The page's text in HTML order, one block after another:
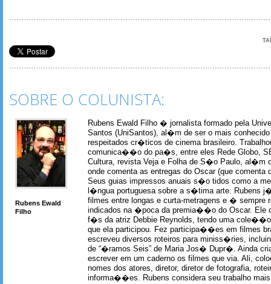
SOBRE O COLUNISTA:
Rubens Ewald
Filho
Rubens Ewald Filho � jornalista formado pela
Santos (UniSantos), al�m de ser o mais
respeitados cr�ticos de cinema brasileiro.
comunica��o do pa�s, entre eles Rede Globo,
Cultura, revista Veja e Folha de S�o Paulo, al�m
onde comenta as entregas do Oscar (que comenta
Seus guias impressos anuais s�o tidos como a
l�ngua portuguesa sobre a s�tima arte. Rubens
filmes entre longas e curta-metragens e � sempre
indicados na �poca da premia��o do Oscar. Ele
f�s da atriz Debbie Reynolds, tendo uma
que ela participou. Fez participa��es em filmes
escreveu diversos roteiros para miniss�ries,
de “�ramos Seis” de Maria Jos� Dupr�. Ainda
escrever em um caderno os filmes que via. Ali,
nomes dos atores, diretor, diretor de fotografia,
informa��es. Rubens considera seu trabalho